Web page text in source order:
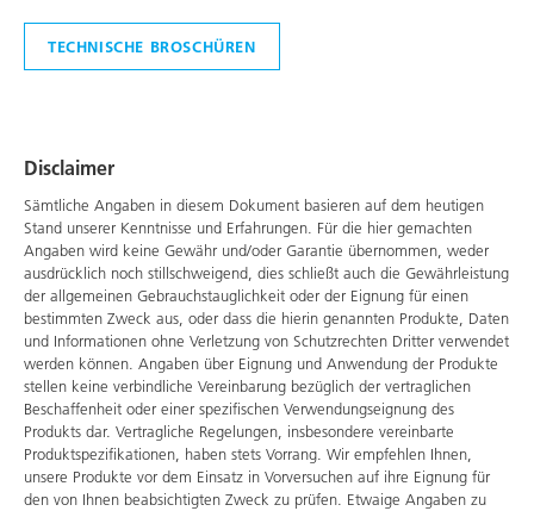
TECHNISCHE BROSCHÜREN
Disclaimer
Sämtliche Angaben in diesem Dokument basieren auf dem heutigen
Stand unserer Kenntnisse und Erfahrungen. Für die hier gemachten
Angaben wird keine Gewähr und/oder Garantie übernommen, weder
ausdrücklich noch stillschweigend, dies schließt auch die Gewährleistung
der allgemeinen Gebrauchstauglichkeit oder der Eignung für einen
bestimmten Zweck aus, oder dass die hierin genannten Produkte, Daten
und Informationen ohne Verletzung von Schutzrechten Dritter verwendet
werden können. Angaben über Eignung und Anwendung der Produkte
stellen keine verbindliche Vereinbarung bezüglich der vertraglichen
Beschaffenheit oder einer spezifischen Verwendungseignung des
Produkts dar. Vertragliche Regelungen, insbesondere vereinbarte
Produktspezifikationen, haben stets Vorrang. Wir empfehlen Ihnen,
unsere Produkte vor dem Einsatz in Vorversuchen auf ihre Eignung für
den von Ihnen beabsichtigten Zweck zu prüfen. Etwaige Angaben zu